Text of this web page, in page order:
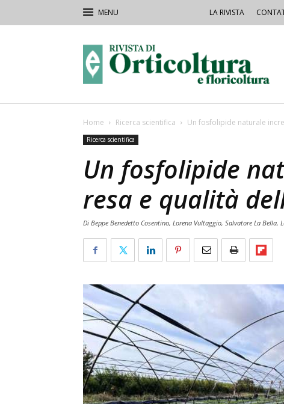
LA RIVISTA
Orticoltura
Home Ricerca scientifica Un fosfolipide naturale
Ricerca scientifica
Un fosfolipide
resa e qualità
Di Beppe Benedetto Cosentino, Lorena Vultaggio, Salvatore La Bella,